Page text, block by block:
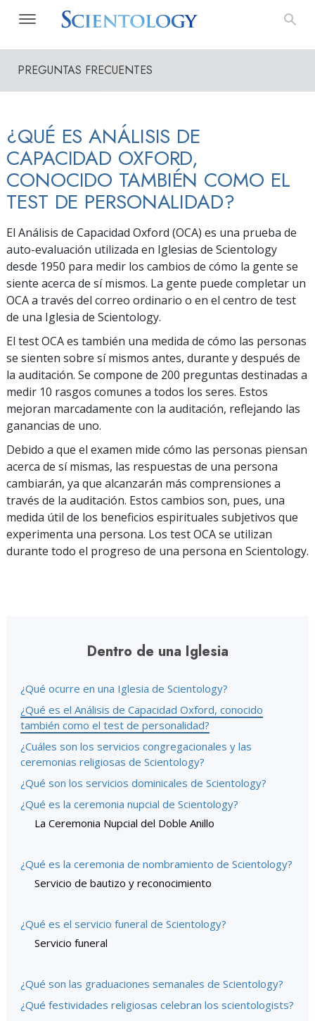
PREGUNTAS FRECUENTES
¿QUÉ ES ANÁLISIS DE
CAPACIDAD OXFORD,
CONOCIDO TAMBIÉN COMO EL
TEST DE PERSONALIDAD?
El Análisis de Capacidad Oxford (OCA) es una prueba de
auto-evaluación utilizada en Iglesias de Scientology
desde 1950 para medir los cambios de cómo la gente se
siente acerca de sí mismos. La gente puede completar un
OCA a través del correo ordinario o en el centro de test
de una Iglesia de Scientology.
El test OCA es también una medida de cómo las personas
se sienten sobre sí mismos antes, durante y después de
la auditación. Se compone de 200 preguntas destinadas a
medir 10 rasgos comunes a todos los seres. Estos
mejoran marcadamente con la auditación, reflejando las
ganancias de uno.
Debido a que el examen mide cómo las personas piensan
acerca de sí mismas, las respuestas de una persona
cambiarán, ya que alcanzarán más comprensiones a
través de la auditación. Estos cambios son, pues, una
medida útil de los beneficios espirituales subjetivos que
experimenta una persona. Los test OCA se utilizan
durante todo el progreso de una persona en Scientology.
Dentro de una Iglesia
¿Qué ocurre en una Iglesia de Scientology?
¿Qué es el Análisis de Capacidad Oxford, conocido
también como el test de personalidad?
¿Cuáles son los servicios congregacionales y las
ceremonias religiosas de Scientology?
¿Qué son los servicios dominicales de Scientology?
¿Qué es la ceremonia nupcial de Scientology?
La Ceremonia Nupcial del Doble Anillo
¿Qué es la ceremonia de nombramiento de Scientology?
Servicio de bautizo y reconocimiento
¿Qué es el servicio funeral de Scientology?
Servicio funeral
¿Qué son las graduaciones semanales de Scientology?
¿Qué festividades religiosas celebran los scientologists?